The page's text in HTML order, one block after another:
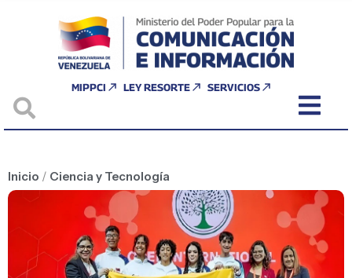
MIPPCI LEY RESORTE SERVICIOS
Inicio / Ciencia y Tecnología